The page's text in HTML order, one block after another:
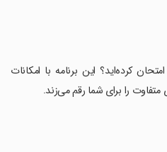
کرده‌اید؟ این برنامه با امکانات
را برای شما رقم می‌زند.